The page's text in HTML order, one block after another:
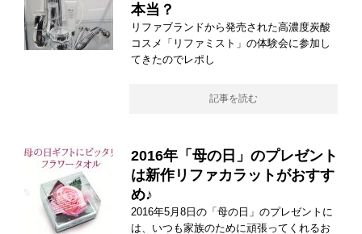
本当？
リファブランドから発売された高濃度炭酸
コスメ「リファミスト」の体験会に参加し
てきたのでレポし
記事を読む
2016年「母の日」のプレゼント
は新作リファカラットがおすす
め♪
2016年5月8日の「母の日」のプレゼントに
は、いつも家族のために頑張ってくれるお